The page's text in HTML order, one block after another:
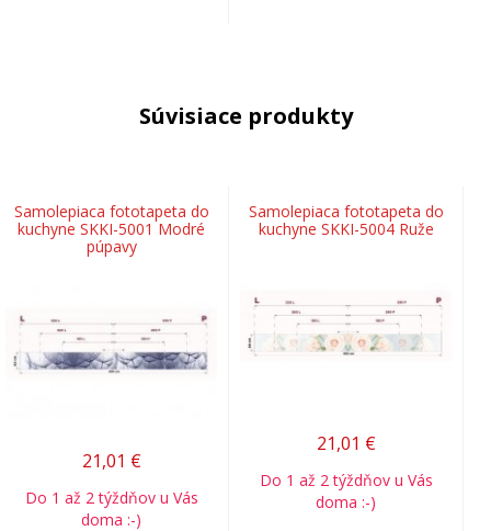
Súvisiace produkty
Samolepiaca fototapeta do
kuchyne SKKI-5001 Modré
púpavy
21,01 €
Do 1 až 2 týždňov u Vás
doma :-)
Samolepiaca fototapeta do
kuchyne SKKI-5004 Ruže
21,01 €
Do 1 až 2 týždňov u Vás
doma :-)